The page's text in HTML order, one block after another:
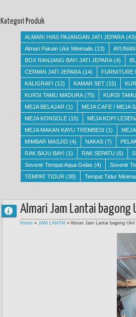
Kategori Produk
ALMARI HIAS PAJANGAN JATI JEPARA (43)
Almari Pakain Ukir Minimalis (13)
BOX RANJANG BAYI JATI JEPARA (4)
CERMIN JATI JEPARA (14) FURNITURE
KALIGRAFI (12) KAMAR SET (15)
KURSI TAMU MADURA (75) KURSI
MEJA BELAJAR (1) MEJA CAFE / MEJA
MEJA KONSOLE (15) MEJA KOPI
MEJA MAKAN KAYU TREMBESI (1)
MIMBAR MASJID (4) NAKAS (7)
RAK BAJU BAYI (1) RAK SEPATU (6)
Sovenir Tempat Aqua Gelas (4) Sovenir
TEMPAT TIDUR (38) Tempat Tidur
Almari Jam Lantai bagong
Home » JAM LANTAI » Almari Jam Lantai bagong